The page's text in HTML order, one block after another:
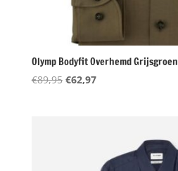
Olymp Bodyfit Overhemd Grijsgroen
€89,95 Oorspronkelijke
€62,97Huidige